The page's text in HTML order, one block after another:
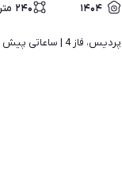
۱۴۰۴ ۲۴۰ متر
پردیس، فاز 4 | ساعاتی پیش